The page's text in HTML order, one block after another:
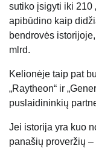
sutiko įsigyti iki 210
apibūdino kaip
bendrovės
mlrd.
Kelionėje taip pat
„Raytheon“ ir
puslaidininkių
Jei istorija yra kuo
panašių proveržių